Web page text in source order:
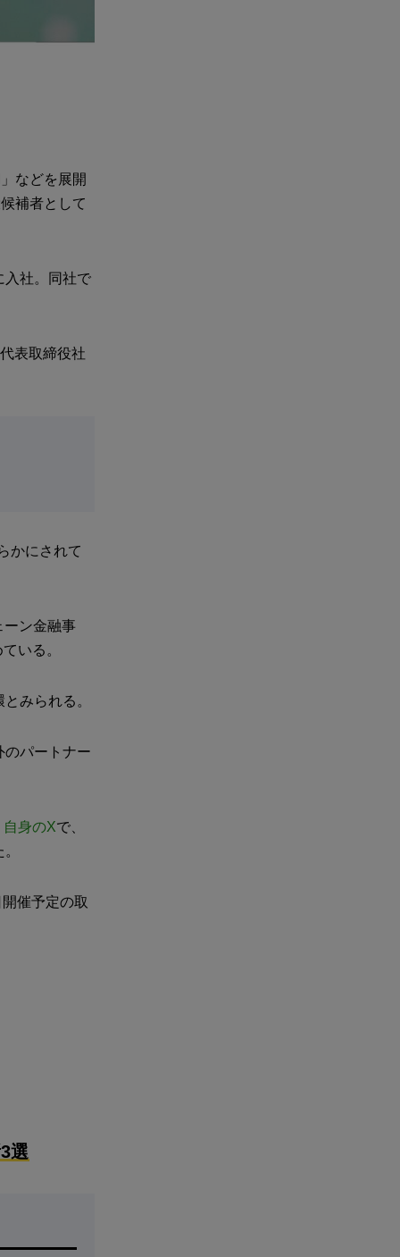
などを展開
補者として
入社。同社で
表取締役社
かにされて
ーン金融事
いる。
みられる。
のパートナー
自身のXで、
催予定の取
選